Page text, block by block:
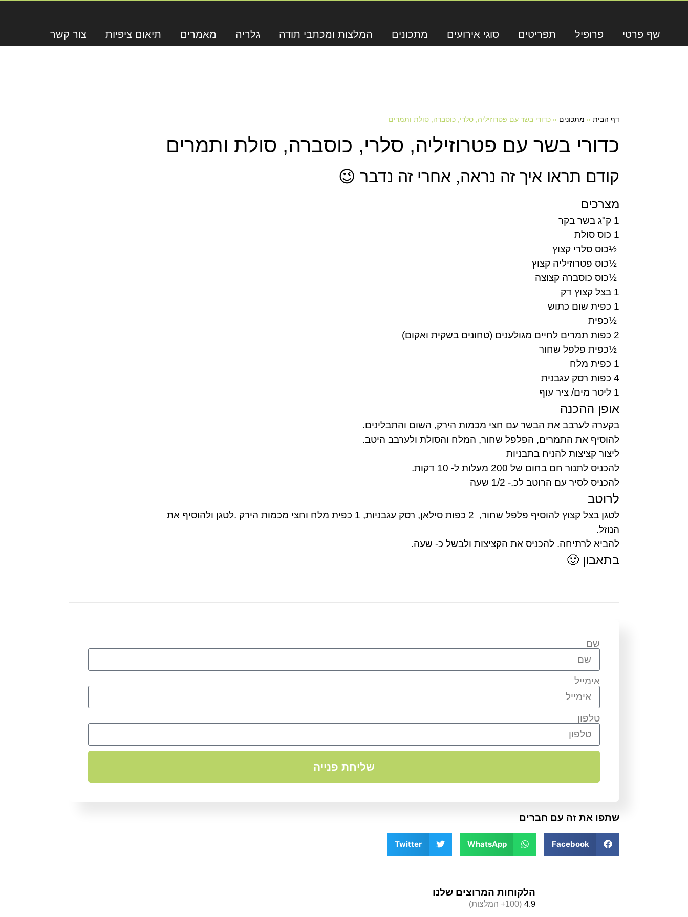
שף פרטי פרופיל תפריטים סוגי אירועים מתכונים המלצות ומכתבי תודה גלריה מאמרים תיאום ציפיות צור קשר
דף הבית » מתכונים »כדורי בשר עם פטרוזיליה, סלרי, כוסברה, סולת ותמרים
כדורי בשר עם פטרוזיליה, סלרי, כוסברה, סולת ותמרים
קודם תראו איך זה נראה, אחרי זה נדבר 😉
מצרכים
1 ק"ג בשר בקר
1 כוס סולת
½כוס סלרי קצוץ
½כוס פטרוזיליה קצוץ
½כוס כוסברה קצוצה
1 בצל קצוץ דק
1 כפית שום כתוש
½כפית
2 כפות תמרים לחיים מגולענים (טחונים בשקית ואקום)
½כפית פלפל שחור
1 כפית מלח
4 כפות רסק עגבנית
1 ליטר מים/ ציר עוף
אופן ההכנה
בקערה לערבב את הבשר עם חצי מכמות הירק, השום והתבלינים.
להוסיף את התמרים, הפלפל שחור, המלח והסולת ולערבב היטב.
ליצור קציצות להניח בתבניות
להכניס לתנור חם בחום של 200 מעלות ל- 10 דקות.
להכניס לסיר עם הרוטב לכ.- 1/2 שעה
לרוטב
לטגן בצל קצוץ להוסיף פלפל שחור, 2 כפות סילאן, רסק עגבניות, 1 כפית מלח וחצי מכמות הירק .לטגן ולהוסיף את
הנוזל.
להביא לרתיחה. להכניס את הקציצות ולבשל כ- שעה.
בתאבון 🙂
שם
אימייל
טלפון
שליחת פנייה
שתפו את זה עם חברים
Facebook
WhatsApp
Twitter
הלקוחות המרוצים שלנו
4.9 (100+ המלצות)